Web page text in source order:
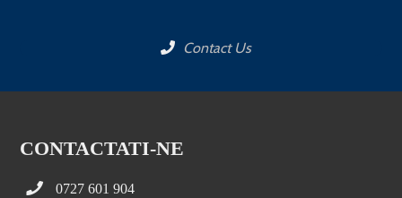
Contact Us
CONTACTATI-NE
0727 601 904